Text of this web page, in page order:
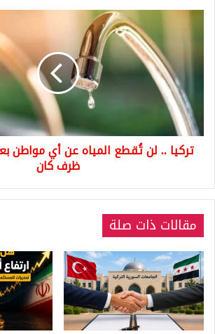
تركيا
تُقطع
المياه
مواطن
بعد
اليوم
ظرف
تركيا .. لن تُقطع المياه عن أي مواطن
ظرف كان
مقالات ذات صلة